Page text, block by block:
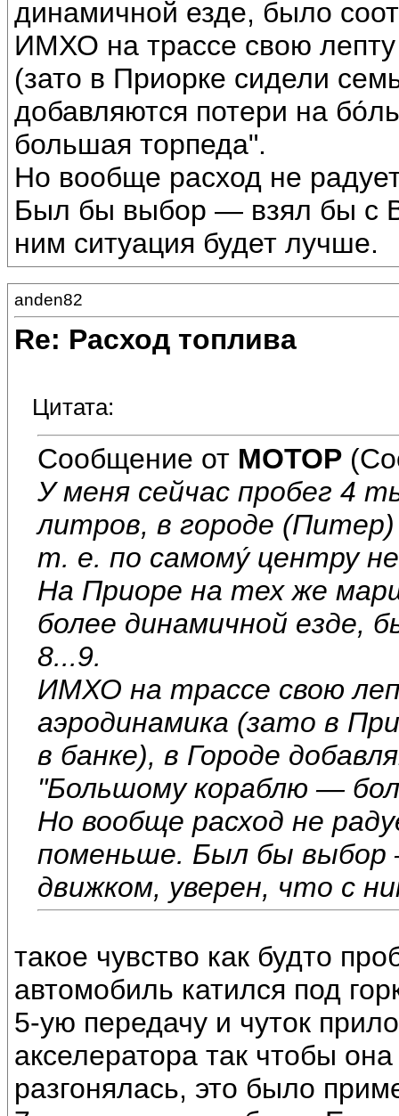
динамичной езде, было
ИМХО на трассе свою
(зато в Приорке сидели
добавляются потери на
большая торпеда".
Но вообще расход не
Был бы выбор — взял бы с
ним ситуация будет лучше.
anden82
Re: Расход топлива
Цитата:
Сообщение от MOTOP
У меня сейчас пробег 4
литров, в городе
т. е. по самому́ центру
На Приоре на тех же
более динамичной езде,
8...9.
ИМХО на трассе свою
аэродинамика (зато в
в банке), в Городе
"Большому кораблю —
Но вообще расход не
поменьше. Был бы выбор
движком, уверен, что с
такое чувство как будто
автомобиль катился под
5-ую передачу и чуток
акселератора так чтобы
разгонялась, это было